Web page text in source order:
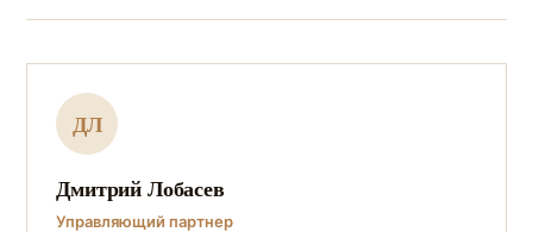
ДЛ
Дмитрий Лобасев
Управляющий партнер